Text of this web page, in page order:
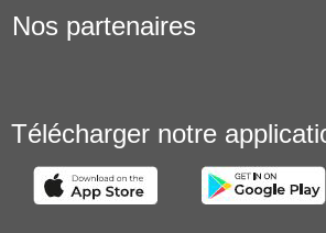
Nos partenaires
Télécharger notre